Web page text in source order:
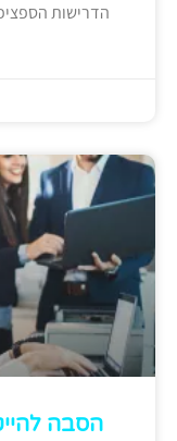
הדרישות
הסבה